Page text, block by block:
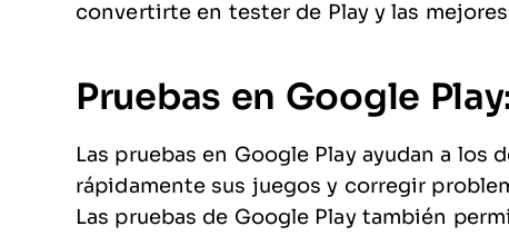
convertirte en tester de Play y las
Pruebas en Google
Las pruebas en Google Play ayudan a
rápidamente sus juegos y corregir
Las pruebas de Google Play también